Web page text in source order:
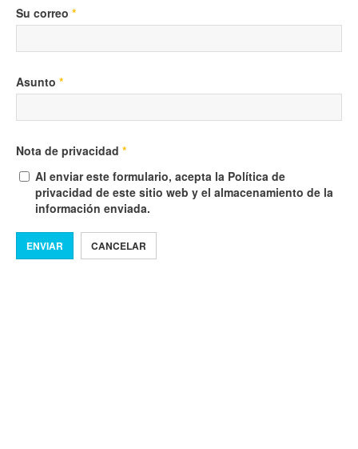
Su correo *
Asunto *
Nota de privacidad *
Al enviar este formulario, acepta la Política de
privacidad de este sitio web y el almacenamiento de la
información enviada.
ENVIAR CANCELAR